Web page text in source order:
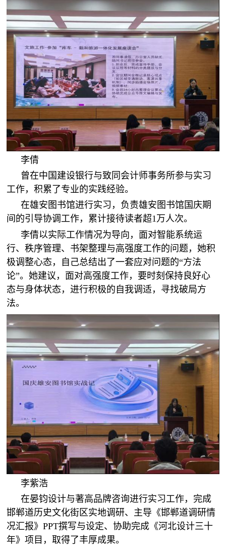
李倩
曾在中国建设银行与致同会计师事务所参与实习
工作，积累了专业的实践经验。
在雄安图书馆进行实习，负责雄安图书馆国庆期
间的引导协调工作，累计接待读者超1万人次。
李倩以实际工作情况为导向，面对智能系统运
行、秩序管理、书架整理与高强度工作的问题，她积
极调整心态，自己总结出了一套应对问题的“方法
论”。她建议，面对高强度工作，要时刻保持良好心
态与身体状态，进行积极的自我调适，寻找破局方
法。
李紫浩
在晏钧设计与著高品牌咨询进行实习工作，完成
邯郸道历史文化街区实地调研、主导《邯郸道调研情
况汇报》PPT撰写与设定、协助完成《河北设计三十
年》项目，取得了丰厚成果。